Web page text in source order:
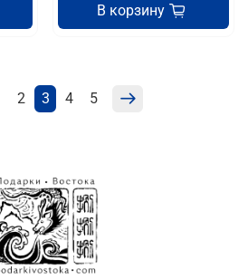
В корзину
2 3 4 5